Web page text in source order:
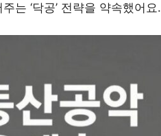
는 ‘닥공’ 전략을 약속했어요.